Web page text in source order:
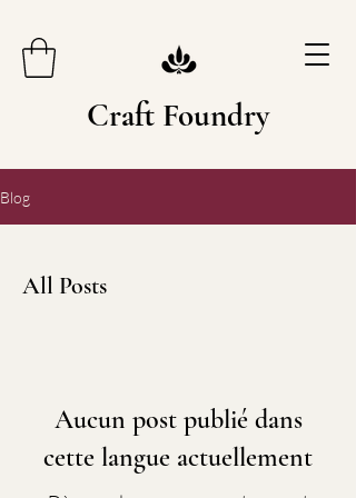
Craft Foundry
Blog
All Posts
Aucun post publié dans
cette langue actuellement